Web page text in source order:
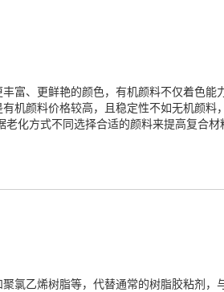
、更鲜艳的颜色，有机颜料不仅着色能
机颜料价格较高，且稳定性不如无机颜
化方式不同选择合适的颜料来提高复合
氯乙烯树脂等，代替通常的树脂胶粘剂